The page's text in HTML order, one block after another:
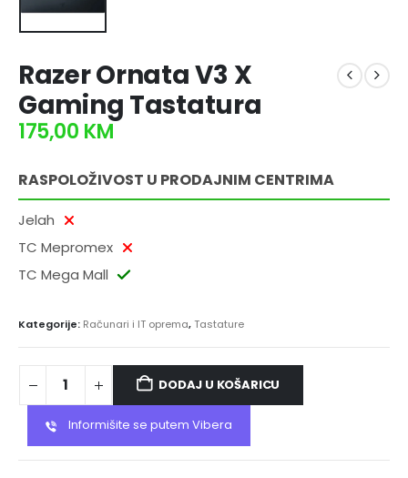
Razer Ornata V3 X
Gaming Tastatura
175,00 KM
RASPOLOŽIVOST U PRODAJNIM CENTRIMA
Jelah
TC Mepromex
TC Mega Mall
Kategorije: Računari i IT oprema,Tastature
DODAJ U KOŠARICU
Informišite se putem Vibera